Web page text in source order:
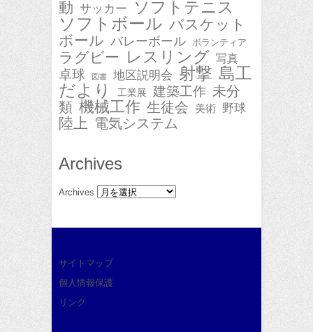
動 サッカー ソフトテニス
ソフトボール バスケット
ボール バレーボール ボランティア
ラグビー レスリング 写真
卓球 図書 地区説明会 射撃 島工
だより
工業展 建築工作 未分
類 機械工作 生徒会 美術 野球
陸上 電気システム
Archives
Archives
サイトマップ
個人情報保護
リンク